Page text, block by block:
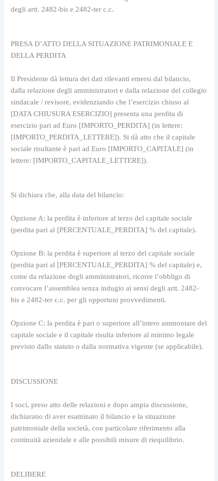
degli artt. 2482-bis e 2482-ter c.c.
PRESA D’ATTO DELLA SITUAZIONE PATRIMONIALE E
DELLA PERDITA
Il Presidente dà lettura dei dati rilevanti emersi dal bilancio,
dalla relazione degli amministratori e dalla relazione del collegio
sindacale / revisore, evidenziando che l’esercizio chiuso al
[DATA CHIUSURA ESERCIZIO] presenta una perdita di
esercizio pari ad Euro [IMPORTO_PERDITA] (in lettere:
[IMPORTO_PERDITA_LETTERE]). Si dà atto che il capitale
sociale risultante è pari ad Euro [IMPORTO_CAPITALE] (in
lettere: [IMPORTO_CAPITALE_LETTERE]).
Si dichiara che, alla data del bilancio:
Opzione A: la perdita è inferiore al terzo del capitale sociale
(perdita pari al [PERCENTUALE_PERDITA] % del capitale).
Opzione B: la perdita è superiore al terzo del capitale sociale
(perdita pari al [PERCENTUALE_PERDITA] % del capitale) e,
come da relazione degli amministratori, ricorre l’obbligo di
convocare l’assemblea senza indugio ai sensi degli artt. 2482-
bis e 2482-ter c.c. per gli opportuni provvedimenti.
Opzione C: la perdita è pari o superiore all’intero ammontare del
capitale sociale e il capitale risulta inferiore al minimo legale
previsto dallo statuto o dalla normativa vigente (se applicabile).
DISCUSSIONE
I soci, preso atto delle relazioni e dopo ampia discussione,
dichiarano di aver esaminato il bilancio e la situazione
patrimoniale della società, con particolare riferimento alla
continuità aziendale e alle possibili misure di riequilibrio.
DELIBERE